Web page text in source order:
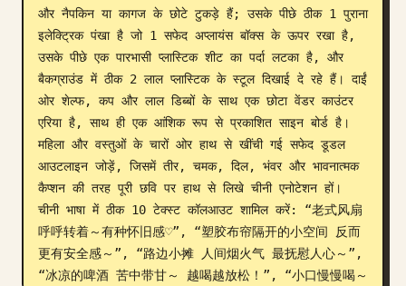
और नैपकिन या कागज के छोटे टुकड़े हैं; उसके पीछे ठीक 1 पुराना
इलेक्ट्रिक पंखा है जो 1 सफेद अप्लायंस बॉक्स के ऊपर रखा है,
उसके पीछे एक पारभासी प्लास्टिक शीट का पर्दा लटका है, और
बैकग्राउंड में ठीक 2 लाल प्लास्टिक के स्टूल दिखाई दे रहे हैं। दाईं
ओर शेल्फ, कप और लाल डिब्बों के साथ एक छोटा वेंडर काउंटर
एरिया है, साथ ही एक आंशिक रूप से प्रकाशित साइन बोर्ड है।
महिला और वस्तुओं के चारों ओर हाथ से खींची गई सफेद डूडल
आउटलाइन जोड़ें, जिसमें तीर, चमक, दिल, भंवर और भावनात्मक
कैप्शन की तरह पूरी छवि पर हाथ से लिखे चीनी एनोटेशन हों।
चीनी भाषा में ठीक 10 टेक्स्ट कॉलआउट शामिल करें: “老式风扇
呼呼转着～有种怀旧感♡”, “塑胶布帘隔开的小空间 反而
更有安全感～”, “路边小摊 人间烟火气 最抚慰人心～”,
“冰凉的啤酒 苦中带甘～ 越喝越放松！”, “小口慢慢喝～